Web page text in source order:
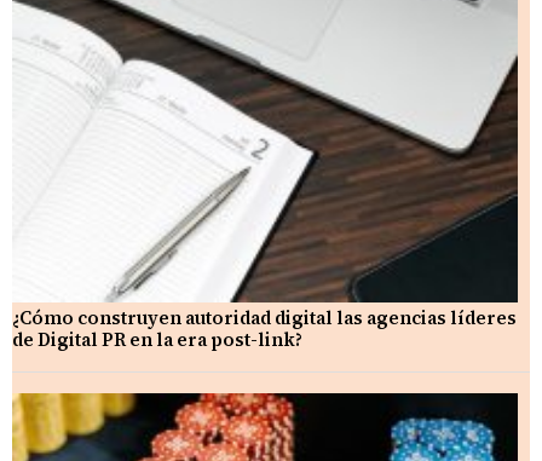
¿Cómo construyen autoridad digital las agencias líderes
de Digital PR en la era post-link?